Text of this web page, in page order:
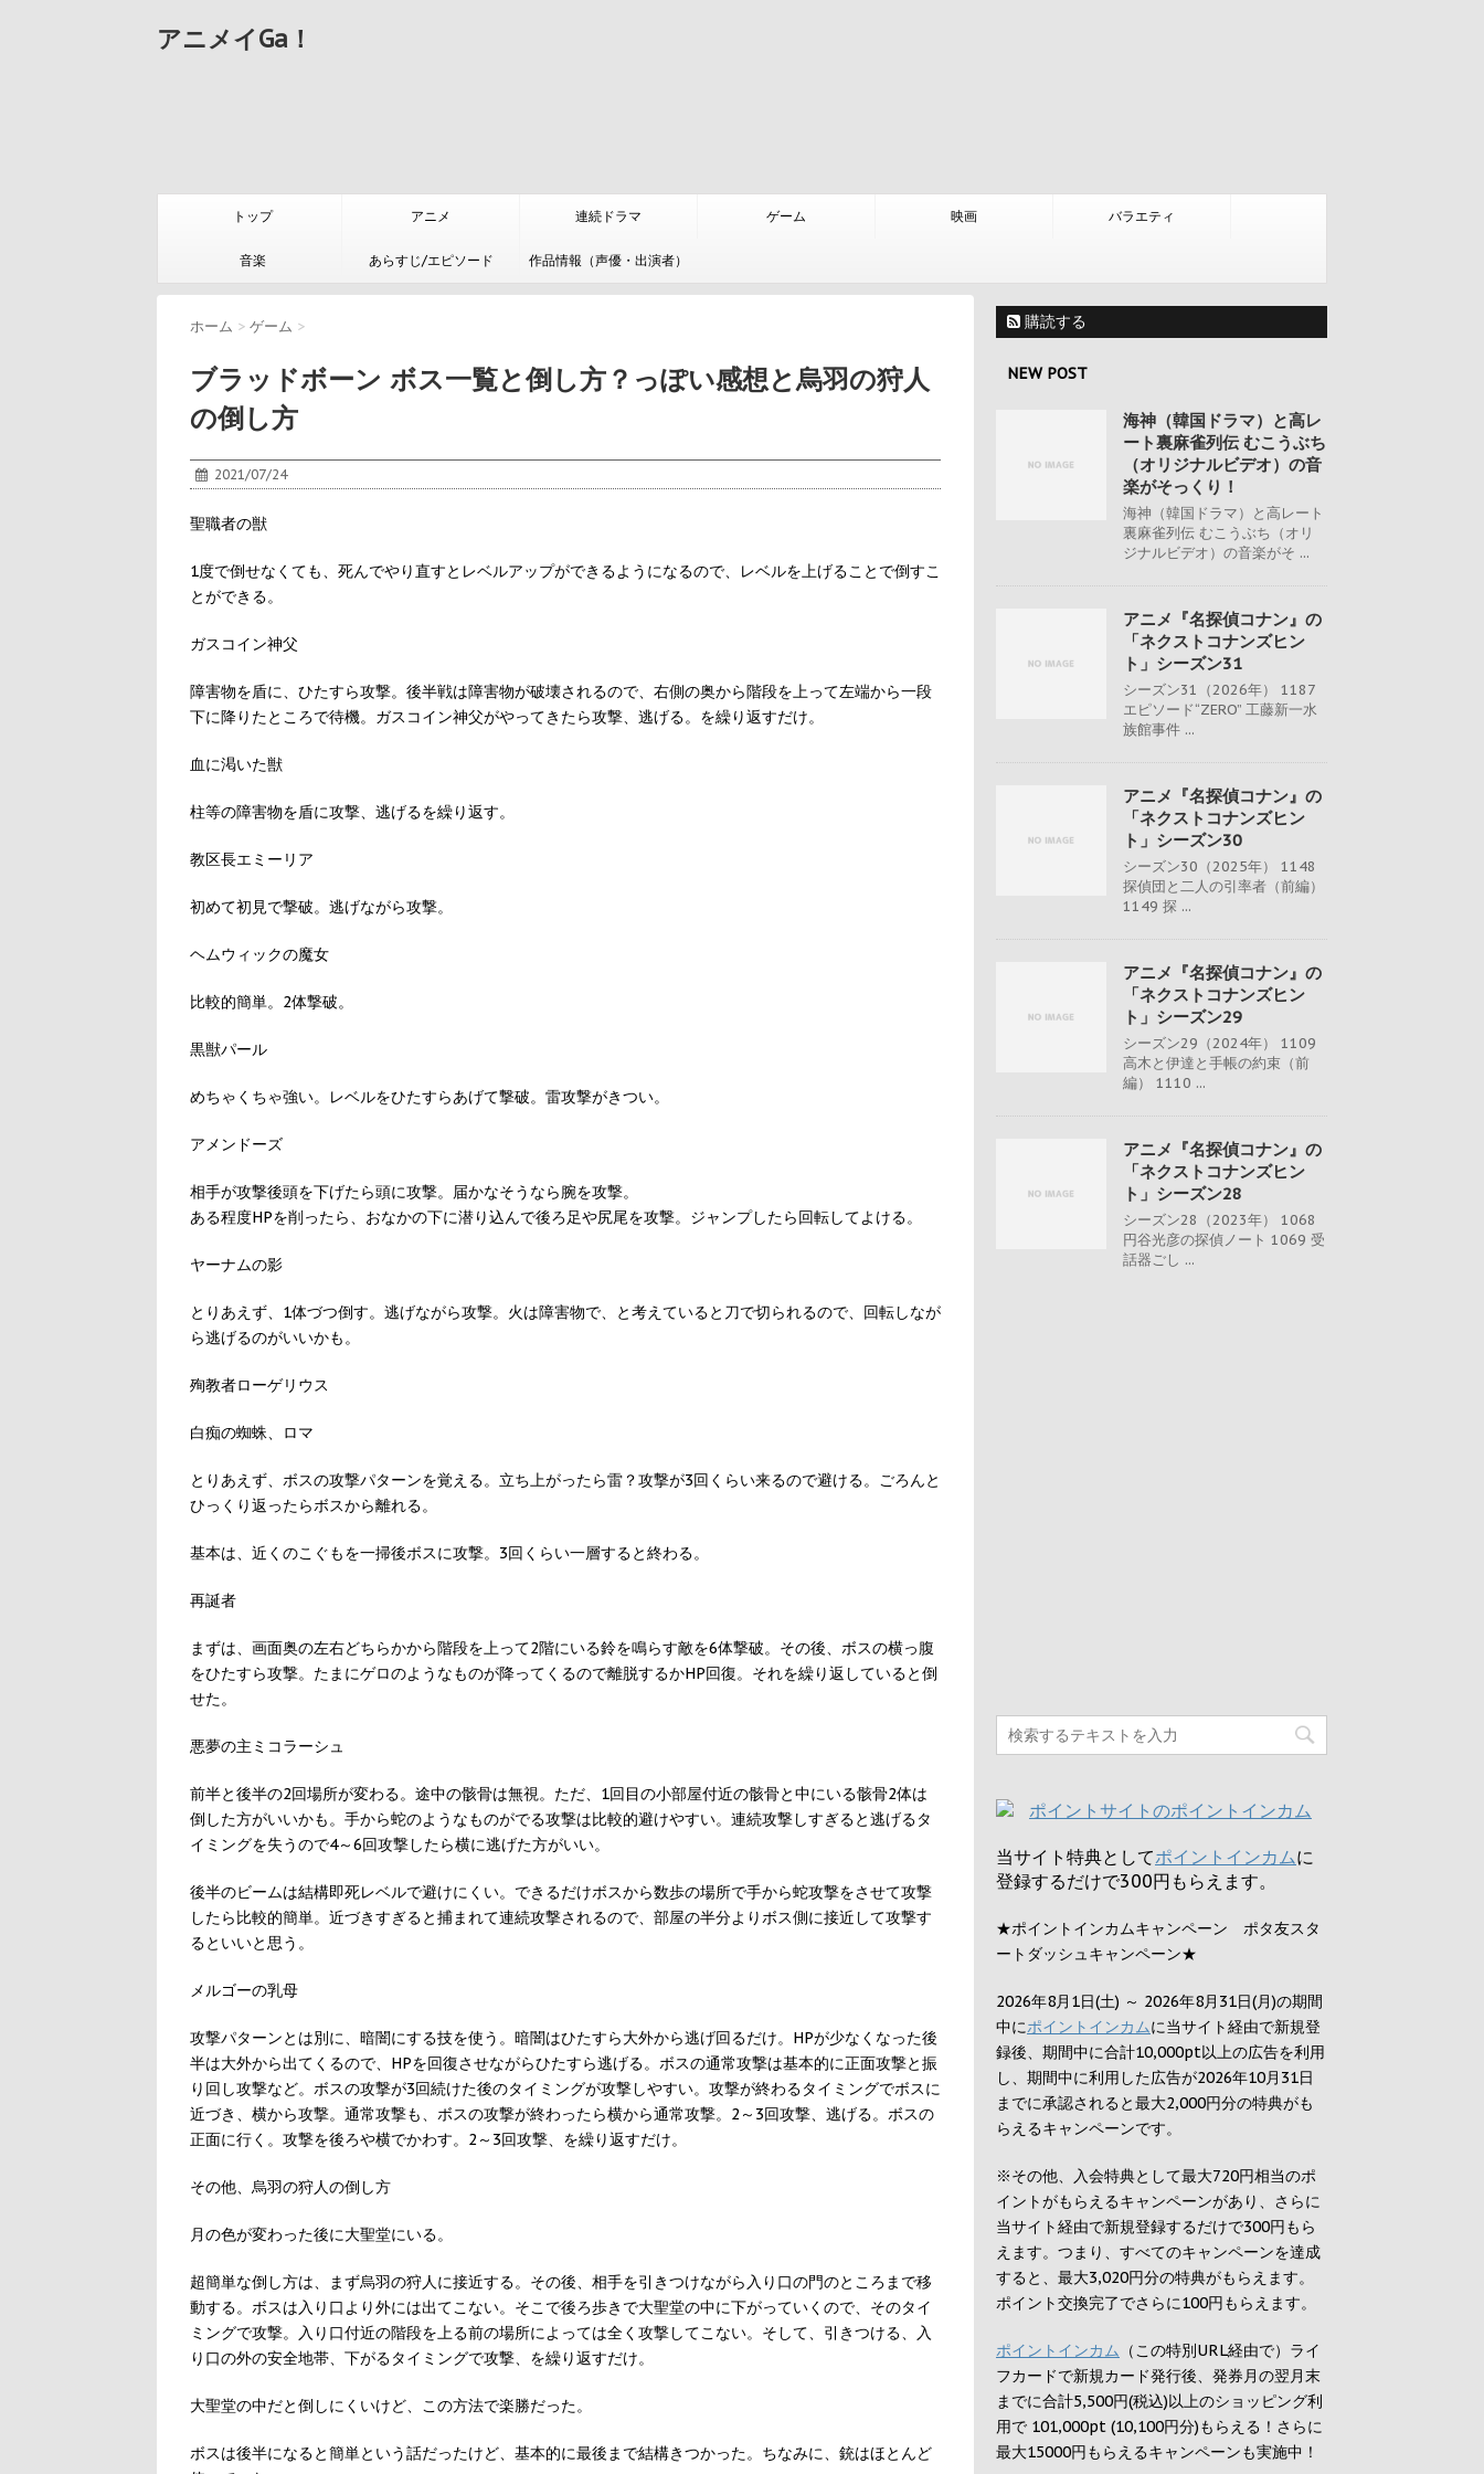
アニメイGa！
トップ アニメ 連続ドラマ ゲーム 映画 バラエティ
音楽 あらすじ/エピソード 作品情報（声優・出演者）
ホーム > ゲーム >
ブラッドボーン ボス一覧と倒し方？っぽい感想と烏羽の狩人
の倒し方
2021/07/24
聖職者の獣
1度で倒せなくても、死んでやり直すとレベルアップができるようになるので、レベルを上げることで倒すこ
とができる。
ガスコイン神父
障害物を盾に、ひたすら攻撃。後半戦は障害物が破壊されるので、右側の奥から階段を上って左端から一段
下に降りたところで待機。ガスコイン神父がやってきたら攻撃、逃げる。を繰り返すだけ。
血に渇いた獣
柱等の障害物を盾に攻撃、逃げるを繰り返す。
教区長エミーリア
初めて初見で撃破。逃げながら攻撃。
ヘムウィックの魔女
比較的簡単。2体撃破。
黒獣パール
めちゃくちゃ強い。レベルをひたすらあげて撃破。雷攻撃がきつい。
アメンドーズ
相手が攻撃後頭を下げたら頭に攻撃。届かなそうなら腕を攻撃。
ある程度HPを削ったら、おなかの下に潜り込んで後ろ足や尻尾を攻撃。ジャンプしたら回転してよける。
ヤーナムの影
とりあえず、1体づつ倒す。逃げながら攻撃。火は障害物で、と考えていると刀で切られるので、回転しなが
ら逃げるのがいいかも。
殉教者ローゲリウス
白痴の蜘蛛、ロマ
とりあえず、ボスの攻撃パターンを覚える。立ち上がったら雷？攻撃が3回くらい来るので避ける。ごろんと
ひっくり返ったらボスから離れる。
基本は、近くのこぐもを一掃後ボスに攻撃。3回くらい一層すると終わる。
再誕者
まずは、画面奥の左右どちらかから階段を上って2階にいる鈴を鳴らす敵を6体撃破。その後、ボスの横っ腹
をひたすら攻撃。たまにゲロのようなものが降ってくるので離脱するかHP回復。それを繰り返していると倒
せた。
悪夢の主ミコラーシュ
前半と後半の2回場所が変わる。途中の骸骨は無視。ただ、1回目の小部屋付近の骸骨と中にいる骸骨2体は
倒した方がいいかも。手から蛇のようなものがでる攻撃は比較的避けやすい。連続攻撃しすぎると逃げるタ
イミングを失うので4～6回攻撃したら横に逃げた方がいい。
後半のビームは結構即死レベルで避けにくい。できるだけボスから数歩の場所で手から蛇攻撃をさせて攻撃
したら比較的簡単。近づきすぎると捕まれて連続攻撃されるので、部屋の半分よりボス側に接近して攻撃す
るといいと思う。
メルゴーの乳母
攻撃パターンとは別に、暗闇にする技を使う。暗闇はひたすら大外から逃げ回るだけ。HPが少なくなった後
半は大外から出てくるので、HPを回復させながらひたすら逃げる。ボスの通常攻撃は基本的に正面攻撃と振
り回し攻撃など。ボスの攻撃が3回続けた後のタイミングが攻撃しやすい。攻撃が終わるタイミングでボスに
近づき、横から攻撃。通常攻撃も、ボスの攻撃が終わったら横から通常攻撃。2～3回攻撃、逃げる。ボスの
正面に行く。攻撃を後ろや横でかわす。2～3回攻撃、を繰り返すだけ。
その他、烏羽の狩人の倒し方
月の色が変わった後に大聖堂にいる。
超簡単な倒し方は、まず烏羽の狩人に接近する。その後、相手を引きつけながら入り口の門のところまで移
動する。ボスは入り口より外には出てこない。そこで後ろ歩きで大聖堂の中に下がっていくので、そのタイ
ミングで攻撃。入り口付近の階段を上る前の場所によっては全く攻撃してこない。そして、引きつける、入
り口の外の安全地帯、下がるタイミングで攻撃、を繰り返すだけ。
大聖堂の中だと倒しにくいけど、この方法で楽勝だった。
ボスは後半になると簡単という話だったけど、基本的に最後まで結構きつかった。ちなみに、銃はほとんど
購読する
NEW POST
海神（韓国ドラマ）と高レ
ート裏麻雀列伝 むこうぶち
（オリジナルビデオ）の音
楽がそっくり！
海神（韓国ドラマ）と高レート
裏麻雀列伝 むこうぶち（オリ
ジナルビデオ）の音楽がそ ...
アニメ『名探偵コナン』の
「ネクストコナンズヒン
ト」シーズン31
シーズン31（2026年） 1187
エピソード“ZERO” 工藤新一水
族館事件 ...
アニメ『名探偵コナン』の
「ネクストコナンズヒン
ト」シーズン30
シーズン30（2025年） 1148
探偵団と二人の引率者（前編）
1149 探 ...
アニメ『名探偵コナン』の
「ネクストコナンズヒン
ト」シーズン29
シーズン29（2024年） 1109
高木と伊達と手帳の約束（前
編） 1110 ...
アニメ『名探偵コナン』の
「ネクストコナンズヒン
ト」シーズン28
シーズン28（2023年） 1068
円谷光彦の探偵ノート 1069 受
話器ごし ...
当サイト特典としてポイントインカムに
登録するだけで300円 もらえます。
★ポイントインカムキャンペーン ポタ友スタ
ートダッシュキャンペーン★
2026年8月1日(土) ～ 2026年8月31日(月)の期間
中にポイントインカムに当サイト経由で新規登
録後、期間中に合計10,000pt以上の広告を利用
し、期間中に利用した広告が2026年10月31日
までに承認されると最大2,000円分の特典がも
らえるキャンペーンです。
※その他、入会特典として最大720円相当のポ
イントがもらえるキャンペーンがあり、さらに
当サイト経由で新規登録するだけで300円もら
えます。つまり、すべてのキャンペーンを達成
すると、最大3,020円分の特典がもらえます。
ポイント交換完了でさらに100円もらえます。
ポイントインカム （この特別URL経由で）ライ
フカードで新規カード発行後、発券月の翌月末
までに合計5,500円(税込)以上のショッピング利
用で 101,000pt (10,100円分)もらえる！さらに
最大15000円もらえるキャンペーンも実施中！